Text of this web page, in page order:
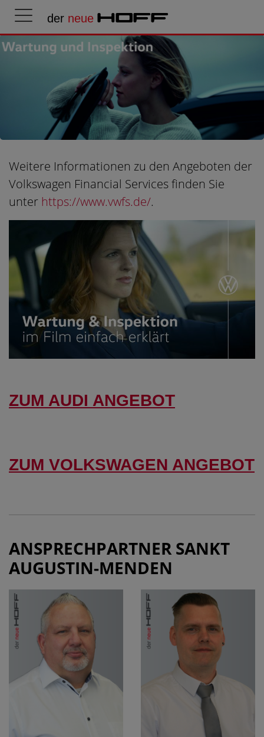
der neue HOFF
Weitere Informationen zu den Angeboten der
Volkswagen Financial Services finden Sie
unter https://www.vwfs.de/.
ZUM AUDI ANGEBOT
ZUM VOLKSWAGEN ANGEBOT
ANSPRECHPARTNER SANKT
AUGUSTIN-MENDEN